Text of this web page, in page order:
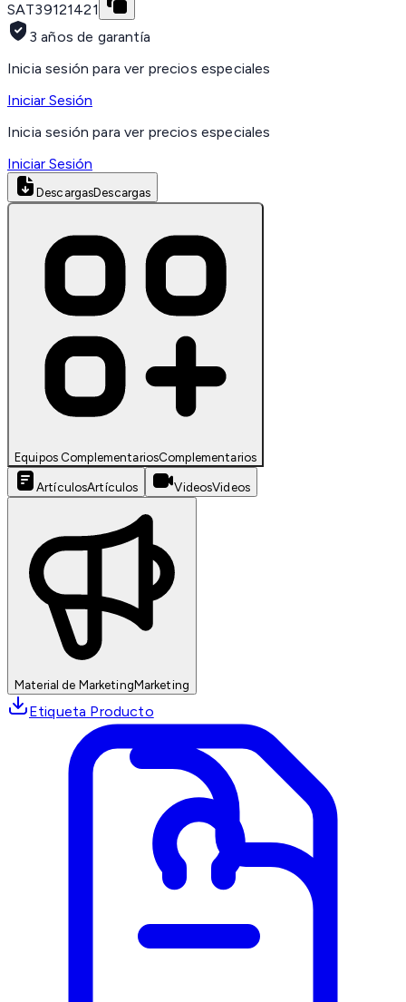
SAT39121421
3 años de garantía
Inicia sesión para ver precios especiales
Iniciar Sesión
Inicia sesión para ver precios especiales
Iniciar Sesión
DescargasDescargas
Equipos ComplementariosComplementarios
ArtículosArtículos VideosVideos
Material de MarketingMarketing
Etiqueta Producto